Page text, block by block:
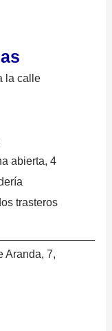
la calle
abierta, 4
trasteros
Aranda, 7,